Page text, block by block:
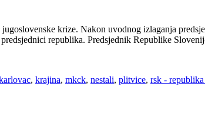
krize. Nakon uvodnog izlaganja
republika. Predsjednik Republike
, krajina, mkck, nestali, plitvice, rsk -